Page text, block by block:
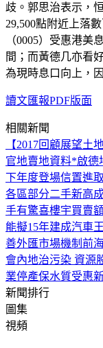
歧。郭思治表示，
29,500點附近上落
（0005）受惠港美
間；而黃德几亦看
為現時息口向上，
讀文匯報PDF版面
相關新聞
【2017回顧展望土
官地賣地資料*啟德
下年度登場信置進
各區部分二手新高
手有驚喜樓宇買賣
能擬15年建成汽車
善外匯市場機制 前
會內地治污染 資源
業停產保水質受惠
新聞排行
圖集
視頻